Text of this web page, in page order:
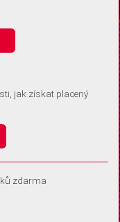
zařízení, a
zařízení, abychom se
upravit ve Správě
jak získat placený
zdarma